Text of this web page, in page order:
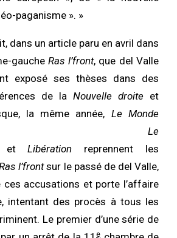
paganisme ». »
dans un article paru en avril dans
gauche Ras l’front, que del Valle
exposé ses thèses dans des
de la Nouvelle droite et
la même année, Le Monde
Le
etLibération reprennent les
l’frontsur le passé de del Valle,
accusations et porte l’affaire
intentant des procès à tous les
Le premier d’une série de
e